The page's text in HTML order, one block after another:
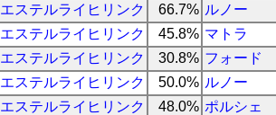
エステルライヒリンク 66.7% ルノー
エステルライヒリンク 45.8% マトラ
エステルライヒリンク 30.8% フォード
エステルライヒリンク 50.0% ルノー
エステルライヒリンク 48.0% ポルシェ